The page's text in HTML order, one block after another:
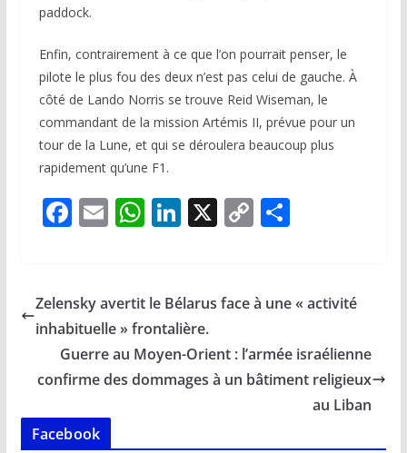
paddock.
Enfin, contrairement à ce que l’on pourrait penser, le
pilote le plus fou des deux n’est pas celui de gauche. À
côté de Lando Norris se trouve Reid Wiseman, le
commandant de la mission Artémis II, prévue pour un
tour de la Lune, et qui se déroulera beaucoup plus
rapidement qu’une F1.
F
b
o
o
k
E
l
W
s
A
p
p
Li
e
dI
n
X C
y
n
k
P
g
Zelensky avertit le Bélarus face à une « activité
inhabituelle » frontalière.
Guerre au Moyen-Orient : l’armée israélienne
confirme des dommages à un bâtiment religieux
au Liban
Facebook